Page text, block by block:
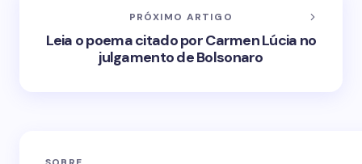
PRÓXIMO ARTIGO
Leia o poema citado por Carmen Lúcia no
julgamento de Bolsonaro